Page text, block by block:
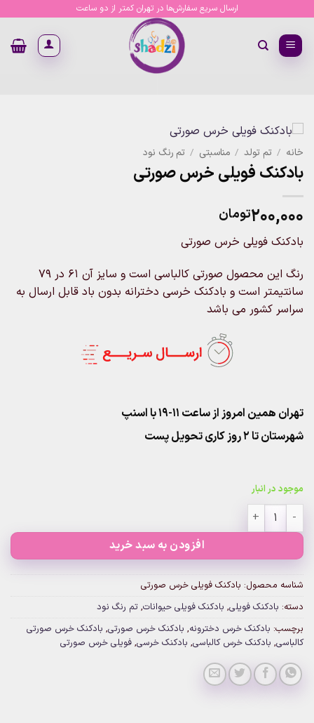
content
ارسال سریع سفارش‌ها در تهران کمتر از دو ساعت
خانه / تم تولد / مناسبتی / تم رنگ نود
بادکنک فویلی خرس صورتی
۲۰۰,۰۰۰تومان
بادکنک فویلی خرس صورتی
رنگ این محصول صورتی کالباسی است و سایز آن 61 در 79
سانتیمتر است و بادکنک خرسی دخترانه بدون باد قابل ارسال به
سراسر کشور می باشد
تهران همین امروز از ساعت ۱۱-۱۹ با اسنپ
شهرستان تا 2 روز کاری تحویل پست
موجود در انبار
بادکنک فویلی خرس صورتی عدد
افزودن به سبد خرید
شناسه محصول: بادکنک فویلی خرس صورتی
دسته: بادکنک فویلی, بادکنک فویلی حیوانات, تم رنگ نود
برچسب: بادکنک خرس دخترونه, بادکنک خرس صورتی, بادکنک خرس صورتی
کالباسی, بادکنک خرس کالباسی, بادکنک خرسی, فویلی خرس صورتی